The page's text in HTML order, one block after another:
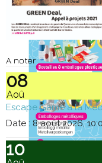
A noter
08
Aoû
Escape Game à la
Date : 8 août 2026,
10